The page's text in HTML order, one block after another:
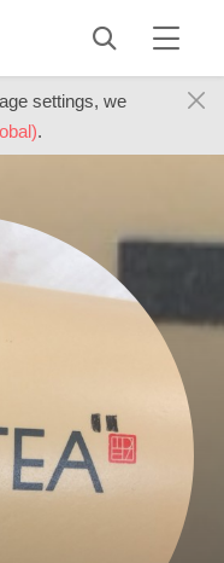
settings, we
.